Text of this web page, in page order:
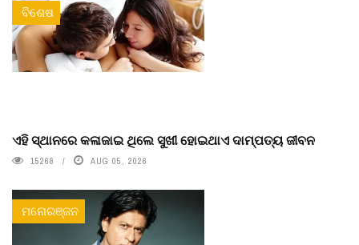
ବିଶେଷ
ଏହି ସ୍ଥାନରେ କଳାଜାଇ ଥିଲେ ସୁଖୀ ହୋଇଥାଏ ଦାମ୍ପତ୍ୟ ଜୀବନ
15268 AUG 05, 2026
ମନୋରଞ୍ଜନ